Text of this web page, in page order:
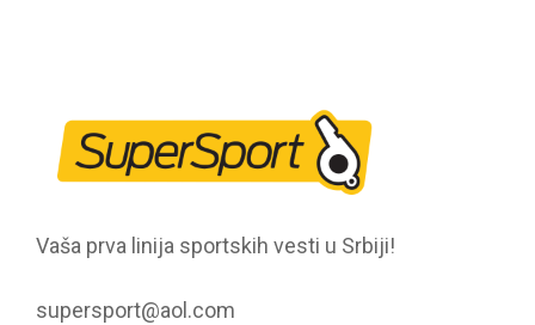
Vaša prva linija sportskih vesti u Srbiji!
supersport@aol.com